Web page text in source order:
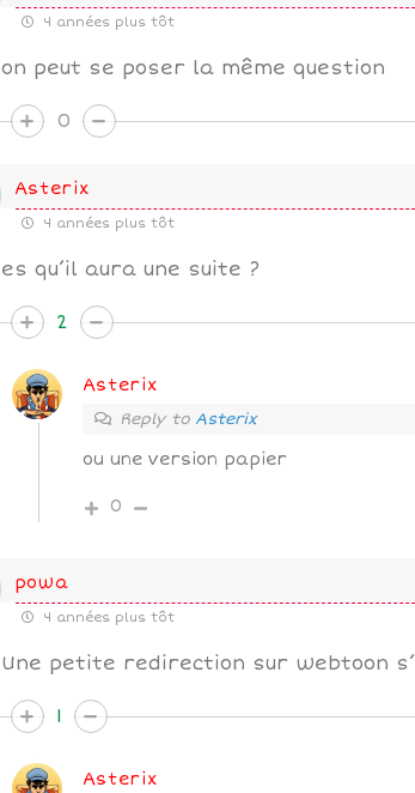
4 années plus tôt
on peut se poser la même question
0
Asterix
4 années plus tôt
es qu’il aura une suite ?
2
Asterix
Reply to Asterix
ou une version papier
0
powa
4 années plus tôt
Une petite redirection sur webtoon
1
Asterix